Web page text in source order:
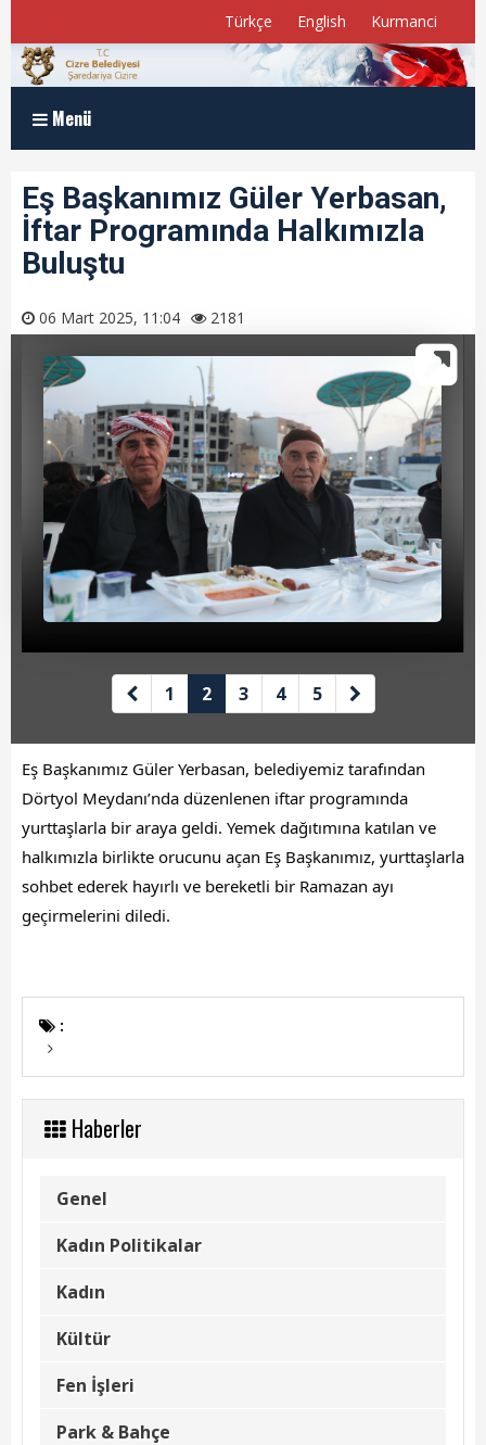
Türkçe English Kurmanci
Menü
Anasayfa
Kurumsal
Müdürlükler
Program ve Raporlar
Meclis Üyelerimiz
E-Belediye
Beyan Bilgileri
Borç Bilgileri
Tahakkuk Bilgileri
Tahsilat Bilgileri
Online Ödeme
Sicil Arama
Şikayet Bildirim Formu
Şikayet Takip Formu
Başkan
Başkanın Mesajı
Başkana Mesaj
Haberler
Genel
Eş Başkanımız Güler Yerbasan,
İftar Programında Halkımızla
Buluştu
06 Mart 2025, 11:04 2181
1 2 3 4 5
Eş Başkanımız Güler Yerbasan, belediyemiz tarafından
Dörtyol Meydanı’nda düzenlenen iftar programında
yurttaşlarla bir araya geldi. Yemek dağıtımına katılan ve
halkımızla birlikte orucunu açan Eş Başkanımız, yurttaşlarla
sohbet ederek hayırlı ve bereketli bir Ramazan ayı
geçirmelerini diledi.
:
Haberler
Genel
Kadın Politikalar
Kadın
Kültür
Fen İşleri
Park & Bahçe